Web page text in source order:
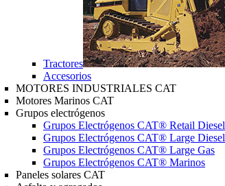
Tractores
Accesorios
MOTORES INDUSTRIALES CAT
Motores Marinos CAT
Grupos electrógenos
Grupos Electrógenos CAT® Retail Diesel
Grupos Electrógenos CAT® Large Diesel
Grupos Electrógenos CAT® Large Gas
Grupos Electrógenos CAT® Marinos
Paneles solares CAT